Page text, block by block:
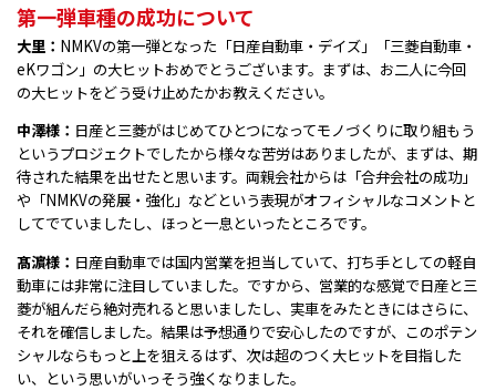
第一弾車種の成功について
大里： NMKVの第一弾となった「日産自動車・デイズ」「三菱自動車・
eKワゴン」の大ヒットおめでとうございます。まずは、お二人に今回
の大ヒットをどう受け止めたかお教えください。
中澤様： 日産と三菱がはじめてひとつになってモノづくりに取り組もう
というプロジェクトでしたから様々な苦労はありましたが、まずは、期
待された結果を出せたと思います。両親会社からは「合弁会社の成功」
や「NMKVの発展・強化」などという表現がオフィシャルなコメントと
してでていましたし、ほっと一息といったところです。
髙濵様： 日産自動車では国内営業を担当していて、打ち手としての軽自
動車には非常に注目していました。ですから、営業的な感覚で日産と三
菱が組んだら絶対売れると思いましたし、実車をみたときにはさらに、
それを確信しました。結果は予想通りで安心したのですが、このポテン
シャルならもっと上を狙えるはず、次は超のつく大ヒットを目指した
い、という思いがいっそう強くなりました。